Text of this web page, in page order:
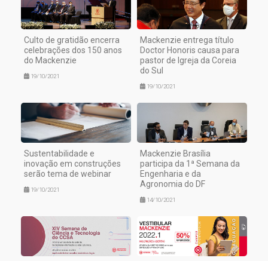
Culto de gratidão encerra
celebrações dos 150 anos
do Mackenzie
19/10/2021
Mackenzie entrega título
Doctor Honoris causa para
pastor de Igreja da Coreia
do Sul
19/10/2021
Sustentabilidade e
inovação em construções
serão tema de webinar
19/10/2021
Mackenzie Brasília
participa da 1ª Semana da
Engenharia e da
Agronomia do DF
14/10/2021